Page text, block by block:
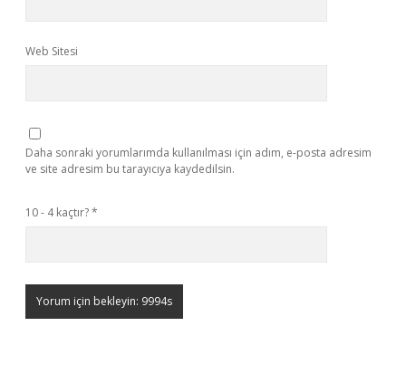
Web Sitesi
Daha sonraki yorumlarımda kullanılması için adım, e-posta adresim
ve site adresim bu tarayıcıya kaydedilsin.
10 - 4 kaçtır?*